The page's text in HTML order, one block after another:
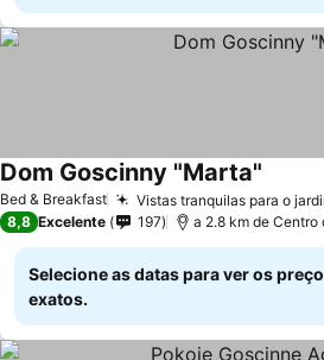
Bed & Breakfast Vistas tranquilas para o
Dom Goscinny "Marta"
8,8 Excelente 197 a 2.8 km de Centro
Selecione as datas para ver os
exatos.